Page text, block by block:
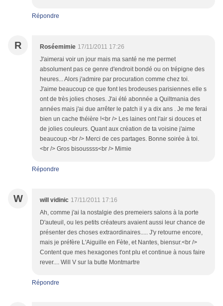
Répondre
R Roséemimie 17/11/2011 17:26
J'aimerai voir un jour mais ma santé ne me permet
absolument pas ce genre d'endroit bondé ou on trépigne des
heures... Alors j'admire par procuration comme chez toi.
J'aime beaucoup ce que font les brodeuses parisiennes elle s
ont de très jolies choses. J'ai été abonnée a Quiltmania des
années mais j'ai due arrêter le patch il y a dix ans . Je me ferai
bien un cache théière !<br /> Les laines ont l'air si douces et
de jolies couleurs. Quant aux création de ta voisine j'aime
beaucoup.<br /> Merci de ces partages. Bonne soirée à toi.
<br /> Gros bisoussss<br /> Mimie
Répondre
W will vidinic 17/11/2011 17:16
Ah, comme j'ai la nostalgie des premeiers salons à la porte
D'auteuil, ou les petits créateurs avaient aussi leur chance de
présenter des choses extraordinaires..... J'y retourne encore,
mais je préfère L'Aiguille en Fète, et Nantes, biensur.<br />
Content que mes hexagones t'ont plu et continue à nous faire
rever.... Will V sur la butte Montmartre
Répondre